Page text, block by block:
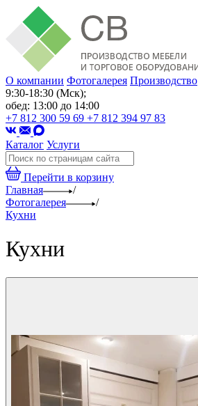
О компании Фотогалерея Производство
9:30-18:30 (Мск);
обед: 13:00 до 14:00
+7 812 300 59 69 +7 812 394 97 83
Каталог Услуги
Перейти в корзину
Главная
/
Фотогалерея
/
Кухни
Кухни